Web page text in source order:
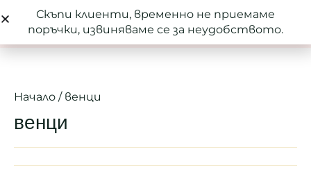
Начало / венци
венци
Скъпи клиенти, временно не приемаме
поръчки, извиняваме се за неудобството.